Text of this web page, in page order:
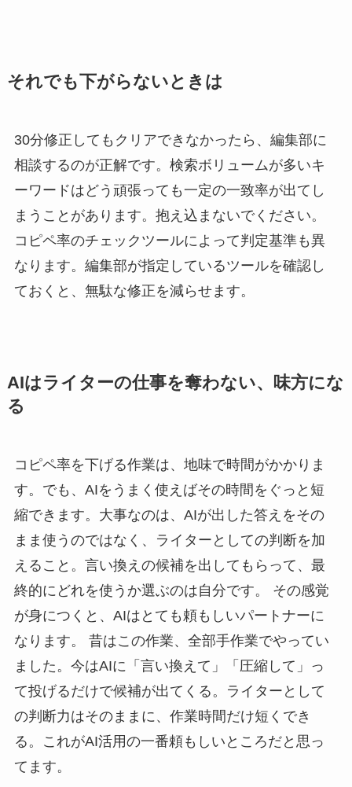
それでも下がらないときは
30分修正してもクリアできなかったら、編集部に
相談するのが正解です。検索ボリュームが多いキ
ーワードはどう頑張っても一定の一致率が出てし
まうことがあります。抱え込まないでください。
コピペ率のチェックツールによって判定基準も異
なります。編集部が指定しているツールを確認し
ておくと、無駄な修正を減らせます。
AIはライターの仕事を奪わない、味方にな
る
コピペ率を下げる作業は、地味で時間がかかりま
す。でも、AIをうまく使えばその時間をぐっと短
縮できます。大事なのは、AIが出した答えをその
まま使うのではなく、ライターとしての判断を加
えること。言い換えの候補を出してもらって、最
終的にどれを使うか選ぶのは自分です。 その感覚
が身につくと、AIはとても頼もしいパートナーに
なります。 昔はこの作業、全部手作業でやってい
ました。今はAIに「言い換えて」「圧縮して」っ
て投げるだけで候補が出てくる。ライターとして
の判断力はそのままに、作業時間だけ短くでき
る。これがAI活用の一番頼もしいところだと思っ
てます。